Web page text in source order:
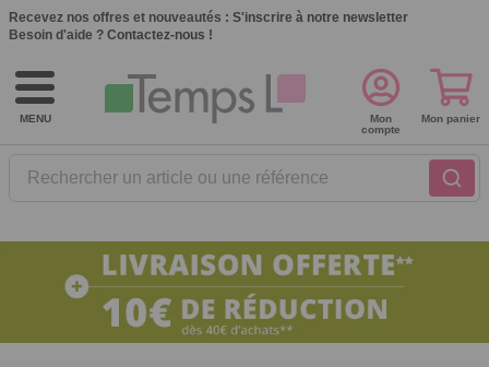
Recevez nos offres et nouveautés : S'inscrire à notre newsletter
Besoin d'aide ? Contactez-nous !
MENU
Rechercher un article ou une référence
Mon
compte
Mon panier
10€ de réduction dès 40€ d'achat. Offre
valable du 03/08/2026 au 12/08/2026.